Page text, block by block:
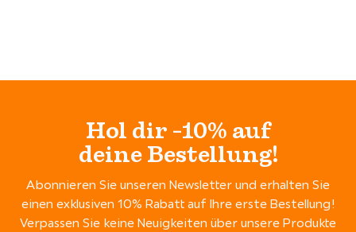
Hol dir -10% auf
deine Bestellung!
Abonnieren Sie unseren Newsletter und erhalten Sie
einen exklusiven 10% Rabatt auf Ihre erste Bestellung!
Verpassen Sie keine Neuigkeiten über unsere Produkte